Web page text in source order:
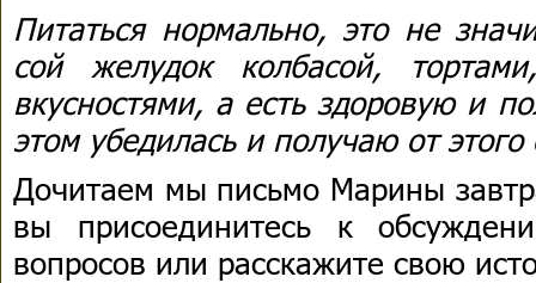
Питаться нормально, это не
сой желудок колбасой,
вкусностями, а есть здоровую и
этом убедилась и получаю от
Дочитаем мы письмо Марины
вы присоединитесь к
вопросов или расскажите свою